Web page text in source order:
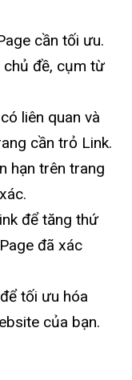
cần tối ưu.
chủ đề, cụm từ
liên quan và
cần trỏ Link.
hạn trên trang
để tăng thứ
đã xác
tối ưu hóa
của bạn.